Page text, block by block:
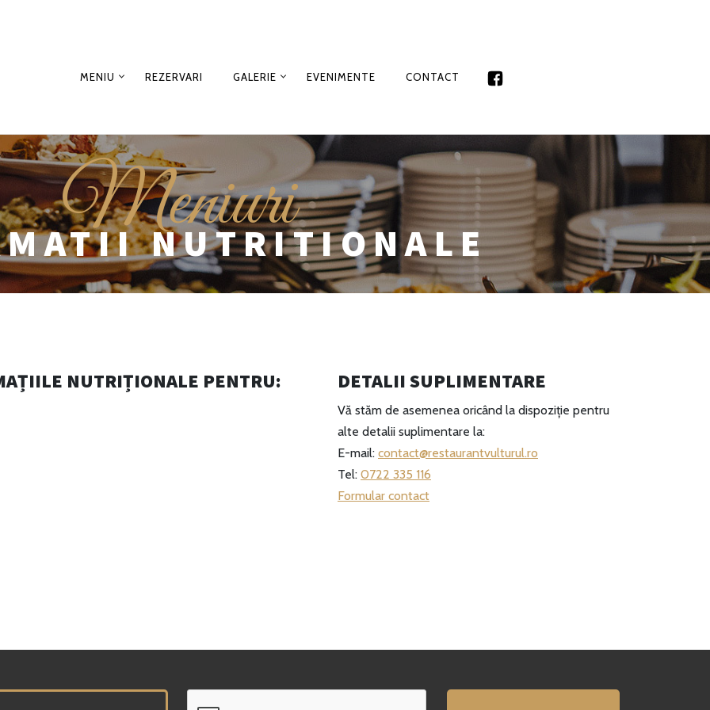
MENIU REZERVARI GALERIE EVENIMENTE CONTACT
Meniuri
NUTRITIONALE
NUTRIȚIONALE PENTRU: DETALII SUPLIMENTARE
Vă stăm de asemenea oricând la dispoziție pentru
alte detalii suplimentare la:
E-mail: contact@restaurantvulturul.ro
Tel: 0722 335 116
Formular contact